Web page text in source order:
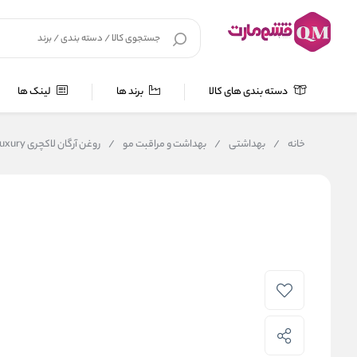
دسته بندی های کالا برند ها لینک ها
خانه / بهداشتی / بهداشت و مراقبت مو / روغن آرگان لاکچری Luxury حجم 100 میلی لیتر